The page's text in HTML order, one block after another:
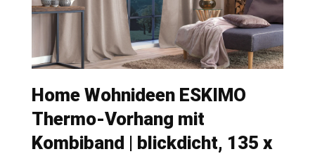
Home Wohnideen ESKIMO
Thermo-Vorhang mit
Kombiband | blickdicht, 135 x